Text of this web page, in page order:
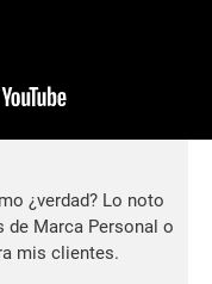
¿verdad? Lo noto
de Marca Personal o
mis clientes.